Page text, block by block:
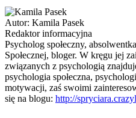
Autor: Kamila Pasek
Redaktor informacyjna
Psycholog społeczny,
Społecznej, bloger. W kręgu jej
związanych z psychologią
psychologia społeczna,
motywacji, zaś swoimi
się na blogu: http://